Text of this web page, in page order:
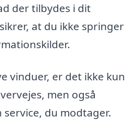
der tilbydes i dit
at du ikke springer
vinduer, er det ikke kun
men også
du modtager.